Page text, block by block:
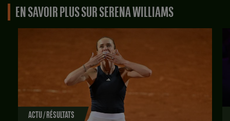
EN SAVOIR PLUS SUR SERENA WILLIAMS
ACTU / RÉSULTATS